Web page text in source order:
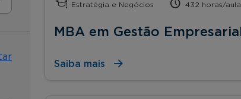
Estratégia e Negócios 432 horas/aula
MBA em Gestão Empresarial
Saiba mais